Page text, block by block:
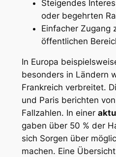
Steigendes
oder begehrten
Einfacher Zugang
öffentlichen
In Europa
besonders in Ländern
Frankreich verbreitet.⁤
und Paris berichten
Fallzahlen. In einer‍
gaben⁤ über 50 % der
sich Sorgen ‌über
machen. ⁤Eine